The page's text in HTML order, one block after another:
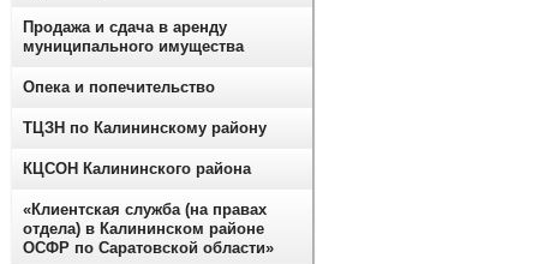
Продажа и сдача в аренду
муниципального имущества
Опека и попечительство
ТЦЗН по Калининскому району
КЦСОН Калининского района
«Клиентская служба (на правах
отдела) в Калининском районе
ОСФР по Саратовской области»